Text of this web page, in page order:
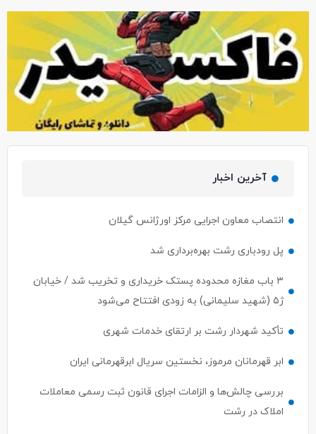
آخرین اخبار
انتصاب معاون اجرایی مرکز اورژانس گیلان
پل رودباری رشت بهره‌برداری شد
۳ باب مغازه محدوده پستک خریداری و تخریب شد / خیابان
ژ۵ (شهید سلیمانی) به زودی افتتاح می‌شود
تأکید شهردار رشت بر ارتقای خدمات شهری
ابر قهرمانان مرموز، نخستین سریال ابرقهرمانی ایران
بررسی چالش‌ها و الزامات اجرای قانون ثبت رسمی معاملات
املاک در رشت